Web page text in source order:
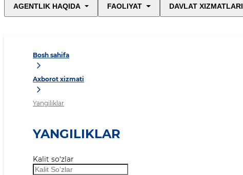
AGENTLIK HAQIDA FAOLIYAT DAVLAT XIZMATLARI
Bosh sahifa
Axborot xizmati
Yangiliklar
YANGILIKLAR
Kalit so‘zlar